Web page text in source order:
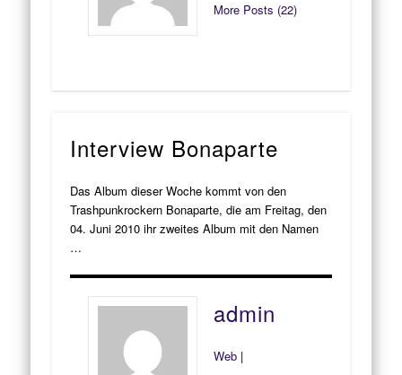
More Posts (22)
Interview Bonaparte
Das Album dieser Woche kommt von den
Trashpunkrockern Bonaparte, die am Freitag, den
04. Juni 2010 ihr zweites Album mit den Namen
…
admin
Web |